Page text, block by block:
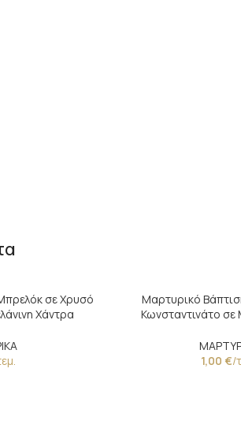
σε Χρυσό
Χάντρα
Μαρτυρικό
Κωνσταντινάτο
1,00 €/